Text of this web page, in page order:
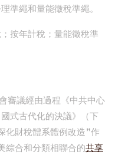
準繩和量能徵稅準繩。
按年計稅；量能徵稅準
審議經由過程《中共中心
式古代化的決議》（下
化財稅體系體例改造”作
綜合和分類相聯合的共享